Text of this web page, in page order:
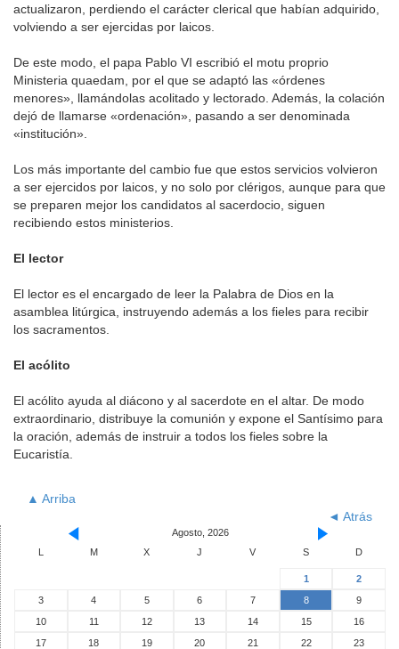
actualizaron, perdiendo el carácter clerical que habían adquirido,
volviendo a ser ejercidas por laicos.
De este modo, el papa Pablo VI escribió el motu proprio
Ministeria quaedam, por el que se adaptó las «órdenes
menores», llamándolas acolitado y lectorado. Además, la colación
dejó de llamarse «ordenación», pasando a ser denominada
«institución».
Los más importante del cambio fue que estos servicios volvieron
a ser ejercidos por laicos, y no solo por clérigos, aunque para que
se preparen mejor los candidatos al sacerdocio, siguen
recibiendo estos ministerios.
El lector
El lector es el encargado de leer la Palabra de Dios en la
asamblea litúrgica, instruyendo además a los fieles para recibir
los sacramentos.
El acólito
El acólito ayuda al diácono y al sacerdote en el altar. De modo
extraordinario, distribuye la comunión y expone el Santísimo para
la oración, además de instruir a todos los fieles sobre la
Eucaristía.
▲ Arriba
◄ Atrás
Agosto, 2026
L
M X J V S D
1
2
3
4 5 6 7 8
9
10
11 12 13 14 15
16
17
18 19 20 21 22
23